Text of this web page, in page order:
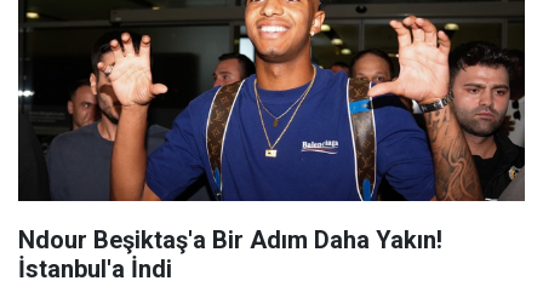
Ndour Beşiktaş'a Bir Adım Daha Yakın!
İstanbul'a İndi